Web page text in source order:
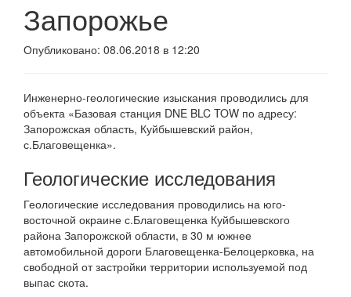
Запорожье
Опубликовано: 08.06.2018 в 12:20
Инженерно-геологические изыскания проводились для
объекта «Базовая станция DNE BLC TOW по адресу:
Запорожская область, Куйбышевский район,
с.Благовещенка».
Геологические исследования
Геологические исследования проводились на юго-
восточной окраине с.Благовещенка Куйбышевского
района Запорожской области, в 30 м южнее
автомобильной дороги Благовещенка-Белоцерковка, на
свободной от застройки территории используемой под
выпас скота.